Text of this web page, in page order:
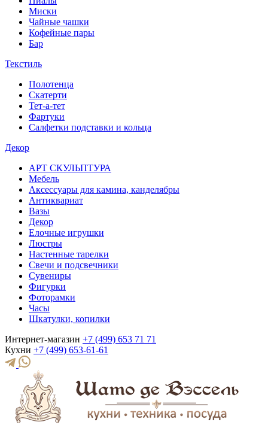
Миски
Чайные чашки
Кофейные пары
Бар
Текстиль
Полотенца
Скатерти
Тет-а-тет
Фартуки
Салфетки подставки и кольца
Декор
АРТ СКУЛЬПТУРА
Мебель
Аксессуары для камина, канделябры
Антиквариат
Вазы
Декор
Елочные игрушки
Люстры
Настенные тарелки
Свечи и подсвечники
Сувениры
Фигурки
Фоторамки
Часы
Шкатулки, копилки
Интернет-магазин +7 (499) 653 71 71
Кухни +7 (499) 653-61-61